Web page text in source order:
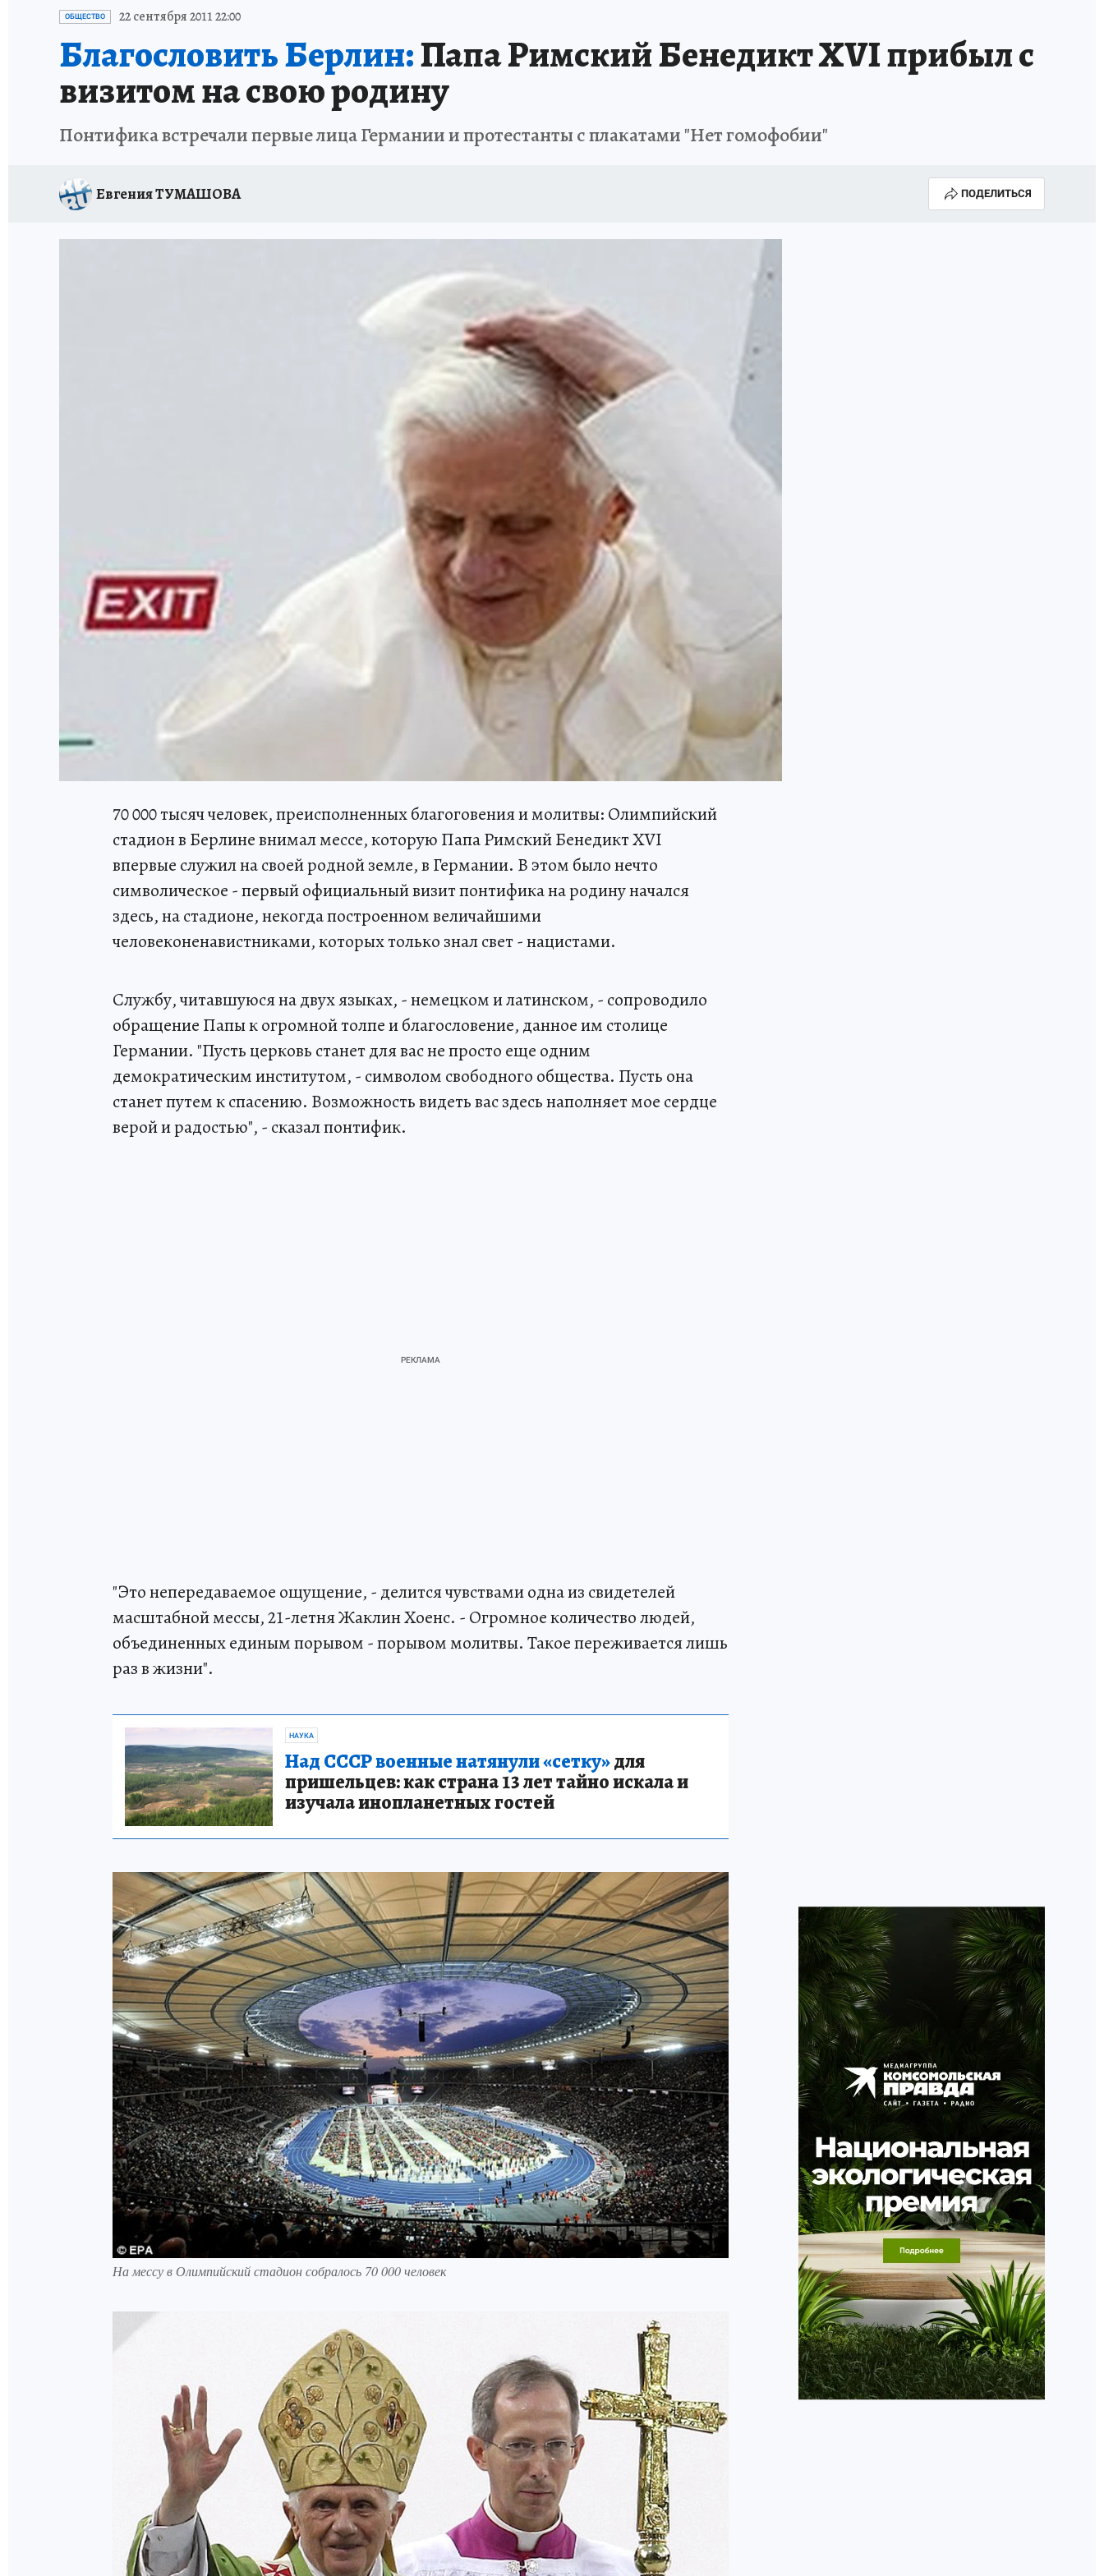
ИСПЫТАНО НА СЕБЕ
ОБЩЕСТВО 22 сентября 2011 22:00
Благословить Берлин:Папа Римский Бенедикт XVI прибыл с
визитом на свою родину
Понтифика встречали первые лица Германии и протестанты с плакатами "Нет гомофобии"
Евгения ТУМАШОВА ПОДЕЛИТЬСЯ
70 000 тысяч человек, преисполненных благоговения и молитвы: Олимпийский
стадион в Берлине внимал мессе, которую Папа Римский Бенедикт XVI
впервые служил на своей родной земле, в Германии. В этом было нечто
символическое - первый официальный визит понтифика на родину начался
здесь, на стадионе, некогда построенном величайшими
человеконенавистниками, которых только знал свет - нацистами.
Службу, читавшуюся на двух языках, - немецком и латинском, - сопроводило
обращение Папы к огромной толпе и благословение, данное им столице
Германии. "Пусть церковь станет для вас не просто еще одним
демократическим институтом, - символом свободного общества. Пусть она
станет путем к спасению. Возможность видеть вас здесь наполняет мое сердце
верой и радостью", - сказал понтифик.
"Это непередаваемое ощущение, - делится чувствами одна из свидетелей
масштабной мессы, 21-летня Жаклин Хоенс. - Огромное количество людей,
объединенных единым порывом - порывом молитвы. Такое переживается лишь
раз в жизни".
НАУКА
Над СССР военные натянули «сетку»для
пришельцев: как страна 13 лет тайно искала и
изучала инопланетных гостей
На мессу в Олимпийский стадион собралось 70 000 человек